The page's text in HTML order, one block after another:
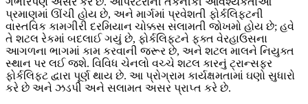
પ્રમાણમાં ઊંચી હોય છે, અને માર્ગમાં પ્રવેશતી ફોર્કલિફ્ટની
વાસ્તવિક કામગીરી દરમિયાન ચોક્કસ સલામતી જોખમો હોય છે; હવે
તે શટલ રેકમાં બદલાઈ ગયું છે, ફોર્કલિફ્ટને ફક્ત વેરહાઉસના
આગળના ભાગમાં કામ કરવાની જરૂર છે, અને શટલ માલને નિયુક્ત
સ્થાન પર લઈ જશે. વિવિધ ચેનલો વચ્ચે શટલ કારનું ટ્રાન્સફર
ફોર્કલિફ્ટ દ્વારા પૂર્ણ થાય છે. આ પ્રોગ્રામ કાર્યક્ષમતામાં ઘણો સુધારો
કરે છે અને ઝડપી અને સલામત અસર પ્રાપ્ત કરે છે.